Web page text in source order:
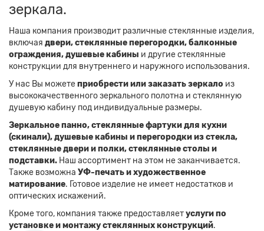
зеркала.
Наша компания производит различные стеклянные изделия,
включая двери, стеклянные перегородки, балконные
ограждения, душевые кабины и другие стеклянные
конструкции для внутреннего и наружного использования.
У нас Вы можетеприобрести или заказать зеркало из
высококачественного зеркального полотна и стеклянную
душевую кабину под индивидуальные размеры.
Зеркальное панно, стеклянные фартуки для кухни
(скинали), душевые кабины и перегородки из стекла,
стеклянные двери и полки, стеклянные столы и
подставки. Наш ассортимент на этом не заканчивается.
Также возможна УФ-печать и художественное
матирование. Готовое изделие не имеет недостатков и
оптических искажений.
Кроме того, компания также предоставляетуслуги по
установке и монтажу стеклянных конструкций.